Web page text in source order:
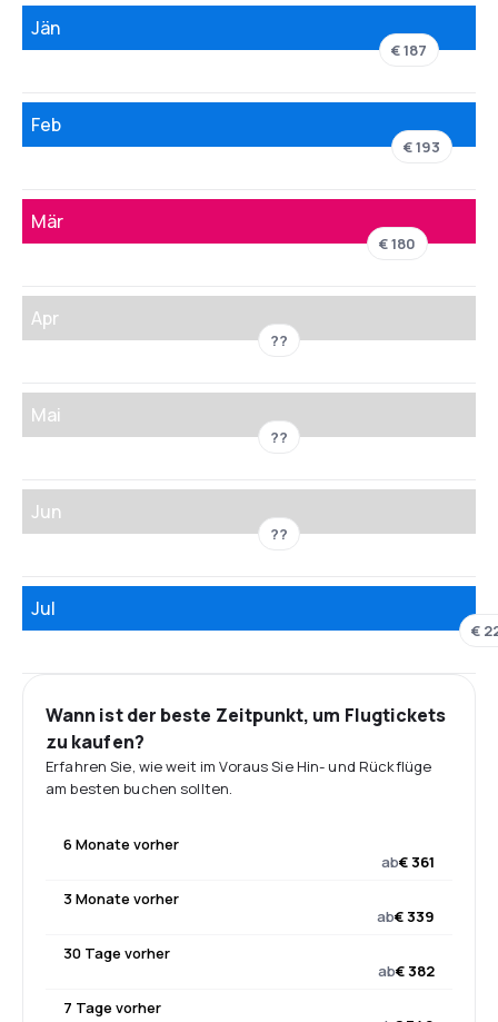
Jän
€ 187
Feb
€ 193
Mär
€ 180
Apr
??
Mai
??
Jun
??
Jul
€
Wann ist der beste Zeitpunkt, um Flugtickets
zu kaufen?
Erfahren Sie, wie weit im Voraus Sie Hin- und Rückflüge
am besten buchen sollten.
6 Monate vorher
ab€ 361
3 Monate vorher
ab€ 339
30 Tage vorher
ab€ 382
7 Tage vorher